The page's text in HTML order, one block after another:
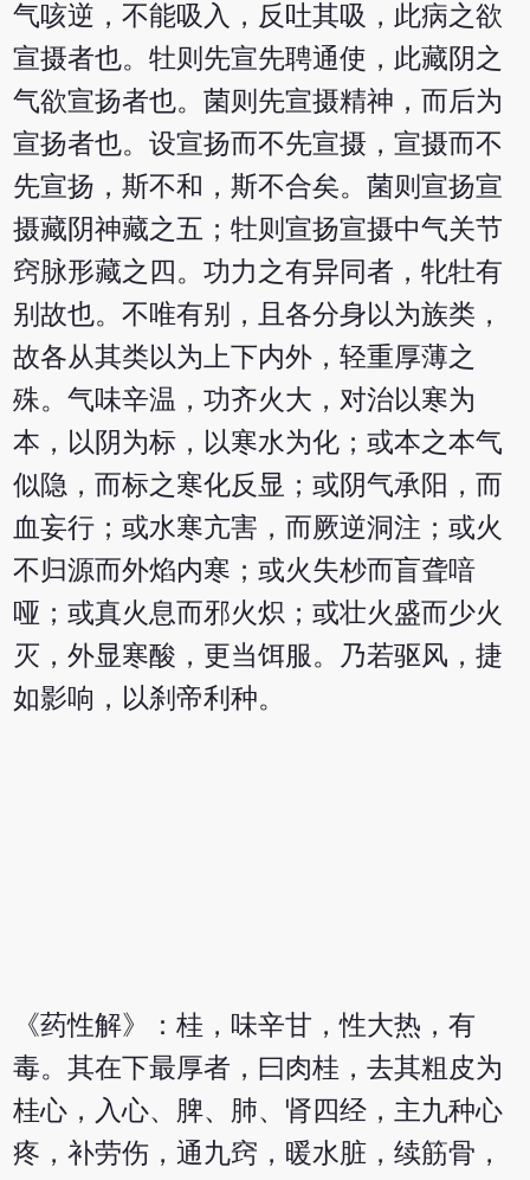
气咳逆，不能吸入，反吐其吸，此病之欲
宣摄者也。牡则先宣先聘通使，此藏阴之
气欲宣扬者也。菌则先宣摄精神，而后为
宣扬者也。设宣扬而不先宣摄，宣摄而不
先宣扬，斯不和，斯不合矣。菌则宣扬宣
摄藏阴神藏之五；牡则宣扬宣摄中气关节
窍脉形藏之四。功力之有异同者，牝牡有
别故也。不唯有别，且各分身以为族类，
故各从其类以为上下内外，轻重厚薄之
殊。气味辛温，功齐火大，对治以寒为
本，以阴为标，以寒水为化；或本之本气
似隐，而标之寒化反显；或阴气承阳，而
血妄行；或水寒亢害，而厥逆洞注；或火
不归源而外焰内寒；或火失杪而盲聋喑
哑；或真火息而邪火炽；或壮火盛而少火
灭，外显寒酸，更当饵服。乃若驱风，捷
如影响，以刹帝利种。
《药性解》：桂，味辛甘，性大热，有
毒。其在下最厚者，曰肉桂，去其粗皮为
桂心，入心、脾、肺、肾四经，主九种心
疼，补劳伤，通九窍，暖水脏，续筋骨，